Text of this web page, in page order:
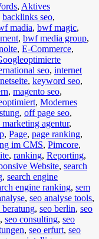
, Aktives
backlinks seo,
madia, bwf magic,
, bwf media group,
, E-Commerce,
seo, internet
, keyword seo,
, magento seo,
, Modernes
, off page seo,
agentur,
, Page, page ranking,
im CMS, Pimcore,
, ranking, Reporting,
Website, search
, search engine
engine ranking, sem
, seo analyse tools,
beratung, seo berlin, seo
, seo consulting, seo
, seo erfurt, seo